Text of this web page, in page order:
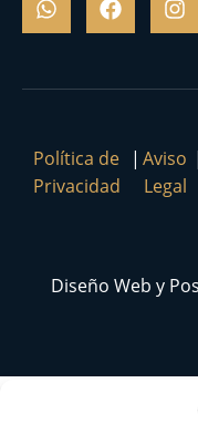
Política de
Privacidad
| Aviso
Legal
|
Diseño Web y